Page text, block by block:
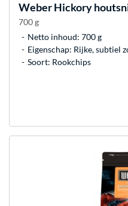
WeberHickory
700 g
Netto inhoud: 700 g
Eigenschap: Rijke, subtiel
Soort: Rookchips